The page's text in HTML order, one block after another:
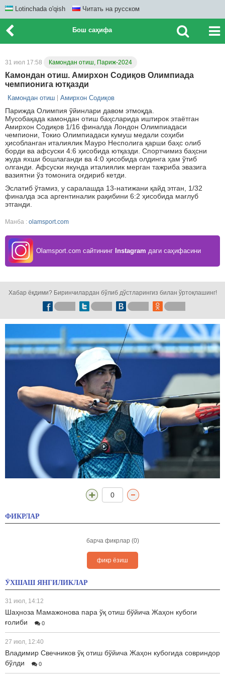
Lotinchada o'qish Читать на русском
Бош саҳифа
31 июл 17:58 Камондан отиш, Париж-2024
Камондан отиш. Амирхон Содиқов Олимпиада
чемпионига ютқазди
Камондан отиш Амирхон Содиқов
Парижда Олимпия ўйинлари давом этмоқда.
Мусобақада камондан отиш баҳсларида иштирок этаётган
Амирхон Содиқов 1/16 финалда Лондон Олимпиадаси
чемпиони, Токио Олимпиадаси кумуш медали соҳиби
ҳисобланган италиялик Мауро Несполига қарши баҳс олиб
борди ва афсуски 4:6 ҳисобида ютқазди. Спортчимиз баҳсни
жуда яхши бошлаганди ва 4:0 ҳисобида олдинга ҳам ўтиб
олганди. Афсуски якунда италиялик мерган тажриба эвазига
вазиятни ўз томонига оғдириб кетди.
Эслатиб ўтамиз, у саралашда 13-натижани қайд этган, 1/32
финалда эса аргентиналик рақибини 6:2 ҳисобида мағлуб
этганди.
Манба : olamsport.com
Olamsport.com сайтининг Instagram даги саҳифасини
Хабар ёқдими? Биринчилардан бўлиб дўстларингиз билан ўртоқлашинг!
0
ФИКРЛАР
барча фикрлар (0)
фикр ёзиш
ЎХШАШ ЯНГИЛИКЛАР
31 июл, 14:12
Шаҳноза Мамажонова пара ўқ отиш бўйича Жаҳон кубоги
ғолиби
0
27 июл, 12:40
Владимир Свечников ўқ отиш бўйича Жаҳон кубогида совриндор
бўлди
0